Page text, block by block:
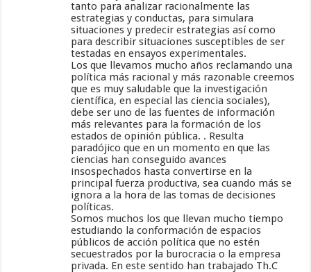
tanto para analizar racionalmente las
estrategias y conductas, para simulara
situaciones y predecir estrategias así como
para describir situaciones susceptibles de ser
testadas en ensayos experimentales.
Los que llevamos mucho años reclamando una
política más racional y más razonable creemos
que es muy saludable que la investigación
científica, en especial las ciencia sociales),
debe ser uno de las fuentes de información
más relevantes para la formación de los
estados de opinión pública. . Resulta
paradójico que en un momento en que las
ciencias han conseguido avances
insospechados hasta convertirse en la
principal fuerza productiva, sea cuando más se
ignora a la hora de las tomas de decisiones
políticas.
Somos muchos los que llevan mucho tiempo
estudiando la conformación de espacios
públicos de acción política que no estén
secuestrados por la burocracia o la empresa
privada. En este sentido han trabajado Th.C